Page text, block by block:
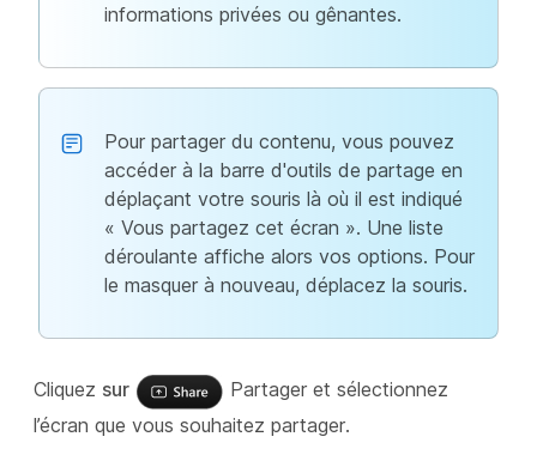
informations privées ou gênantes.
Pour partager du contenu, vous pouvez
accéder à la barre d'outils de partage en
déplaçant votre souris là où il est indiqué
« Vous partagez cet écran ». Une liste
déroulante affiche alors vos options. Pour
le masquer à nouveau, déplacez la souris.
Cliquez sur
Partager et sélectionnez
l’écran que vous souhaitez partager.